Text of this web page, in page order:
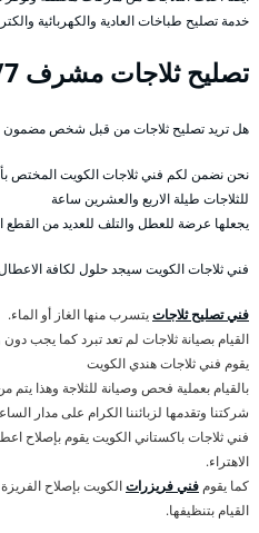
خدمة تصليح طباخات العادية والكهربائية
تصليح ثلاجات مشرف 24/7
هل تريد تصليح ثلاجات من قبل شخص
نحن نضمن لكم فني ثلاجات الكويت المختص
للثلاجات طيلة الاربع والعشرين ساعة
يجعلها عرضة للعطل والتلف للعديد من القطع
فني ثلاجات الكويت سيجد حلول لكافة
فني تصليح ثلاجاتيتسرب منها الغاز أو الماء.
القيام بصيانة ثلاجات لم تعد تبرد كما
يقوم فني ثلاجات هندي الكويت
بالقيام بعملية فحص وصيانة للثلاجة وهذا
شركتنا وتقدمها لزبائننا الكرام على مدار
فني ثلاجات باكستاني الكويت يقوم بإصلاح
الاهتراء.
كما يقوم فني فريزراتالكويت بإصلاح
القيام بتنظيفها.